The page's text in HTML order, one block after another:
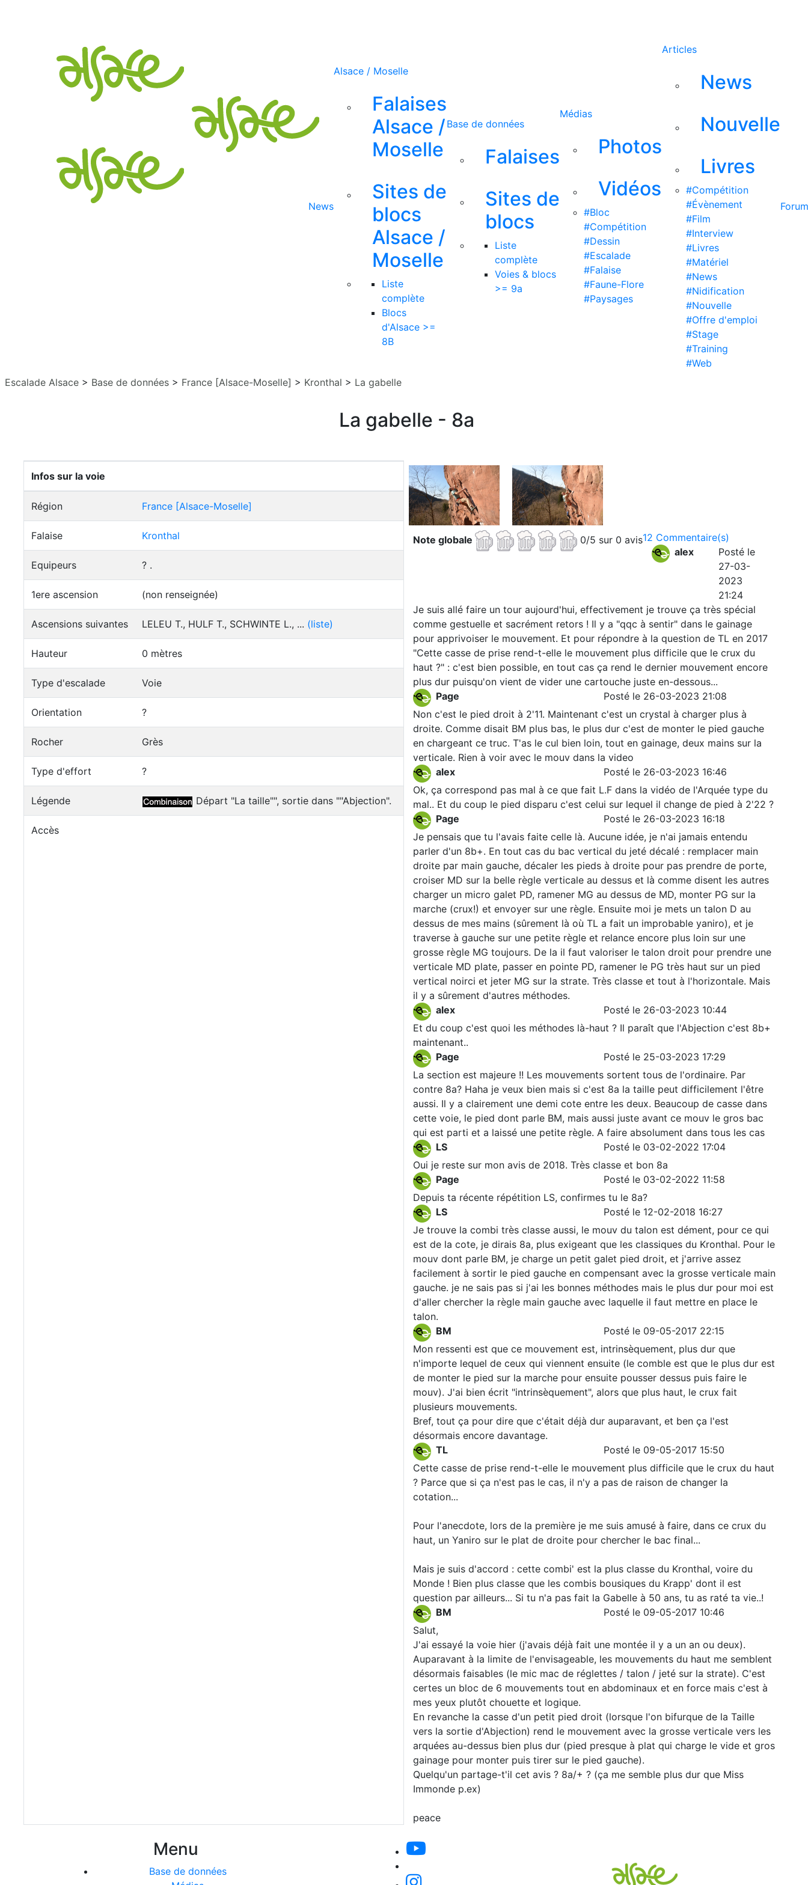
News
Alsace / Moselle
Falaises
Alsace /
Moselle
Sites de
blocs
Alsace /
Moselle
Liste
complète
Blocs
d'Alsace >=
8B
Base de données
Falaises
Sites de
blocs
Liste
complète
Voies & blocs
>= 9a
Médias
Photos
Vidéos
#Bloc
#Compétition
#Dessin
#Escalade
#Falaise
#Faune-Flore
#Paysages
Articles
News
Nouvelle
Livres
#Compétition
#Évènement
#Film
#Interview
#Livres
#Matériel
#News
#Nidification
#Nouvelle
#Offre d'emploi
#Stage
#Training
#Web
Forum
Escalade Alsace > Base de données > France [Alsace-Moselle] > Kronthal > La gabelle
La gabelle - 8a
Infos sur la voie
Région France [Alsace-Moselle]
Falaise Kronthal
Equipeurs ? .
1ere ascension (non renseignée)
Ascensions suivantes LELEU T., HULF T., SCHWINTE L., ... (liste)
Hauteur 0 mètres
Type d'escalade Voie
Orientation ?
Rocher Grès
Type d'effort ?
Légende Départ "La taille"", sortie dans ""Abjection".
Accès
12 Commentaire(s)
Note globale
0/5 sur 0 avis
alex
Posté le
27-03-
2023
21:24
Je suis allé faire un tour aujourd'hui, effectivement je trouve ça très spécial
comme gestuelle et sacrément retors ! Il y a "qqc à sentir" dans le gainage
pour apprivoiser le mouvement. Et pour répondre à la question de TL en 2017
"Cette casse de prise rend-t-elle le mouvement plus difficile que le crux du
haut ?" : c'est bien possible, en tout cas ça rend le dernier mouvement encore
plus dur puisqu'on vient de vider une cartouche juste en-dessous...
Page
Posté le 26-03-2023 21:08
Non c'est le pied droit à 2'11. Maintenant c'est un crystal à charger plus à
droite. Comme disait BM plus bas, le plus dur c'est de monter le pied gauche
en chargeant ce truc. T'as le cul bien loin, tout en gainage, deux mains sur la
verticale. Rien à voir avec le mouv dans la video
alex
Posté le 26-03-2023 16:46
Ok, ça correspond pas mal à ce que fait L.F dans la vidéo de l'Arquée type du
mal.. Et du coup le pied disparu c'est celui sur lequel il change de pied à 2'22 ?
Page
Posté le 26-03-2023 16:18
Je pensais que tu l'avais faite celle là. Aucune idée, je n'ai jamais entendu
parler d'un 8b+. En tout cas du bac vertical du jeté décalé : remplacer main
droite par main gauche, décaler les pieds à droite pour pas prendre de porte,
croiser MD sur la belle règle verticale au dessus et là comme disent les autres
charger un micro galet PD, ramener MG au dessus de MD, monter PG sur la
marche (crux!) et envoyer sur une règle. Ensuite moi je mets un talon D au
dessus de mes mains (sûrement là où TL a fait un improbable yaniro), et je
traverse à gauche sur une petite règle et relance encore plus loin sur une
grosse règle MG toujours. De la il faut valoriser le talon droit pour prendre une
verticale MD plate, passer en pointe PD, ramener le PG très haut sur un pied
vertical noirci et jeter MG sur la strate. Très classe et tout à l'horizontale. Mais
il y a sûrement d'autres méthodes.
alex
Posté le 26-03-2023 10:44
Et du coup c'est quoi les méthodes là-haut ? Il paraît que l'Abjection c'est 8b+
maintenant..
Page
Posté le 25-03-2023 17:29
La section est majeure !! Les mouvements sortent tous de l'ordinaire. Par
contre 8a? Haha je veux bien mais si c'est 8a la taille peut difficilement l'être
aussi. Il y a clairement une demi cote entre les deux. Beaucoup de casse dans
cette voie, le pied dont parle BM, mais aussi juste avant ce mouv le gros bac
qui est parti et a laissé une petite règle. A faire absolument dans tous les cas
LS
Posté le 03-02-2022 17:04
Oui je reste sur mon avis de 2018. Très classe et bon 8a
Page
Posté le 03-02-2022 11:58
Depuis ta récente répétition LS, confirmes tu le 8a?
LS
Posté le 12-02-2018 16:27
Je trouve la combi très classe aussi, le mouv du talon est dément, pour ce qui
est de la cote, je dirais 8a, plus exigeant que les classiques du Kronthal. Pour le
mouv dont parle BM, je charge un petit galet pied droit, et j'arrive assez
facilement à sortir le pied gauche en compensant avec la grosse verticale main
gauche. je ne sais pas si j'ai les bonnes méthodes mais le plus dur pour moi est
d'aller chercher la règle main gauche avec laquelle il faut mettre en place le
talon.
BM
Posté le 09-05-2017 22:15
Mon ressenti est que ce mouvement est, intrinsèquement, plus dur que
n'importe lequel de ceux qui viennent ensuite (le comble est que le plus dur est
de monter le pied sur la marche pour ensuite pousser dessus puis faire le
mouv). J'ai bien écrit "intrinsèquement", alors que plus haut, le crux fait
plusieurs mouvements.
Bref, tout ça pour dire que c'était déjà dur auparavant, et ben ça l'est
désormais encore davantage.
TL
Posté le 09-05-2017 15:50
Cette casse de prise rend-t-elle le mouvement plus difficile que le crux du haut
? Parce que si ça n'est pas le cas, il n'y a pas de raison de changer la
cotation...
Pour l'anecdote, lors de la première je me suis amusé à faire, dans ce crux du
haut, un Yaniro sur le plat de droite pour chercher le bac final...
Mais je suis d'accord : cette combi' est la plus classe du Kronthal, voire du
Monde ! Bien plus classe que les combis bousiques du Krapp' dont il est
question par ailleurs... Si tu n'a pas fait la Gabelle à 50 ans, tu as raté ta vie..!
BM
Posté le 09-05-2017 10:46
Salut,
J'ai essayé la voie hier (j'avais déjà fait une montée il y a un an ou deux).
Auparavant à la limite de l'envisageable, les mouvements du haut me semblent
désormais faisables (le mic mac de réglettes / talon / jeté sur la strate). C'est
certes un bloc de 6 mouvements tout en abdominaux et en force mais c'est à
mes yeux plutôt chouette et logique.
En revanche la casse d'un petit pied droit (lorsque l'on bifurque de la Taille
vers la sortie d'Abjection) rend le mouvement avec la grosse verticale vers les
arquées au-dessus bien plus dur (pied presque à plat qui charge le vide et gros
gainage pour monter puis tirer sur le pied gauche).
Quelqu'un partage-t'il cet avis ? 8a/+ ? (ça me semble plus dur que Miss
Immonde p.ex)
peace
Menu
Base de données